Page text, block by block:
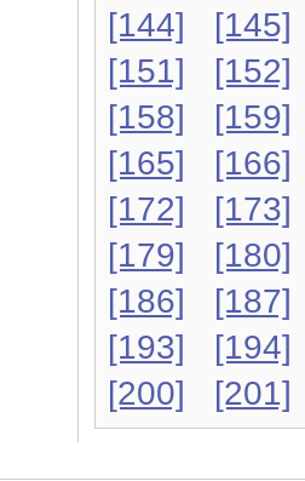
[144]
[145]
[151]
[152]
[158]
[159]
[165]
[166]
[172]
[173]
[179]
[180]
[186]
[187]
[193]
[194]
[200]
[201]